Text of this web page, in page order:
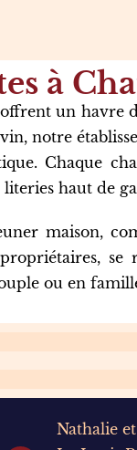
à
un havre
notre
Chaque
haut de
maison,
ou en
Nathalie